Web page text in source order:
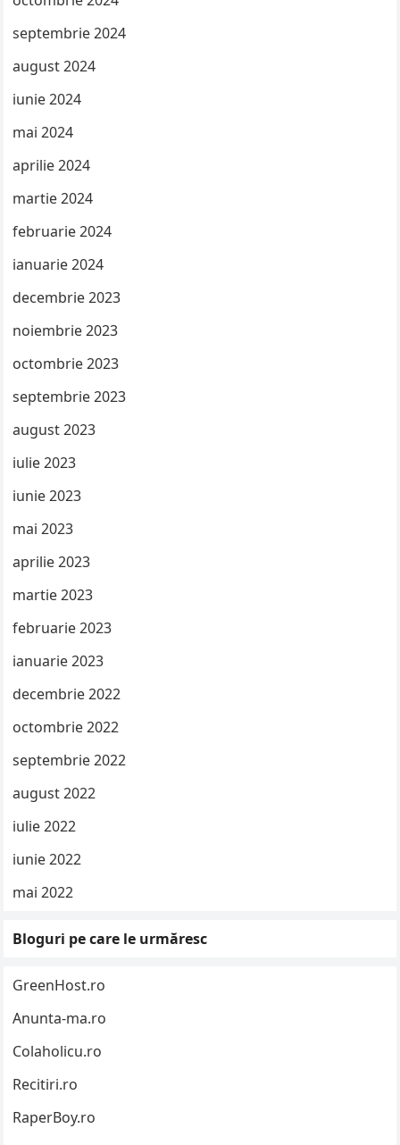
septembrie 2024
august 2024
iunie 2024
mai 2024
aprilie 2024
martie 2024
februarie 2024
ianuarie 2024
decembrie 2023
noiembrie 2023
octombrie 2023
septembrie 2023
august 2023
iulie 2023
iunie 2023
mai 2023
aprilie 2023
martie 2023
februarie 2023
ianuarie 2023
decembrie 2022
octombrie 2022
septembrie 2022
august 2022
iulie 2022
iunie 2022
mai 2022
Bloguri pe care le urmăresc
GreenHost.ro
Anunta-ma.ro
Colaholicu.ro
Recitiri.ro
RaperBoy.ro